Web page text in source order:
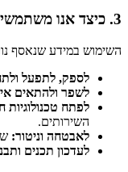
3. כיצד אנו משתמשים במידע?
השימוש במידע שנאסף
לספק, לתפעל
לשפר ולהתאים
לפתח טכנולוגיות
השירותים.
לאבטחה וניטור:
לעדכון תכנים